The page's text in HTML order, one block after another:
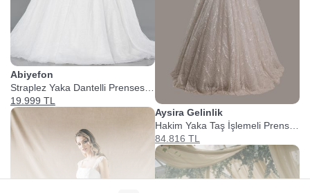
Abiyefon
Straplez Yaka Dantelli Prenses
Gelinlik
19.999 TL
Aysira Gelinlik
Hakim Yaka Taş İşlemeli Prenses
Tesettür Gelinlik
84.816 TL